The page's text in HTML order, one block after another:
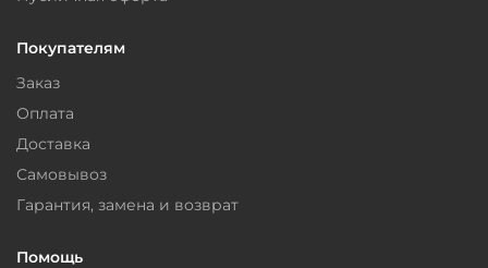
Покупателям
Заказ
Оплата
Доставка
Самовывоз
Гарантия, замена и возврат
Помощь